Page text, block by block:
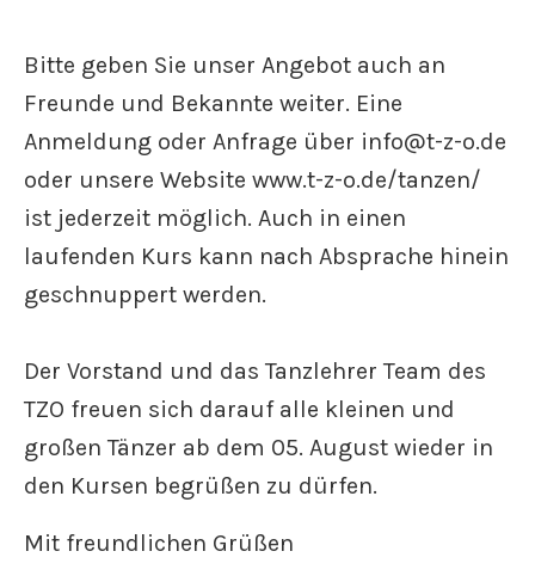
Bitte geben Sie unser Angebot auch an
Freunde und Bekannte weiter. Eine
Anmeldung oder Anfrage über info@t-z-o.de
oder unsere Website www.t-z-o.de/tanzen/
ist jederzeit möglich. Auch in einen
laufenden Kurs kann nach Absprache hinein
geschnuppert werden.
Der Vorstand und das Tanzlehrer Team des
TZO freuen sich darauf alle kleinen und
großen Tänzer ab dem 05. August wieder in
den Kursen begrüßen zu dürfen.
Mit freundlichen Grüßen